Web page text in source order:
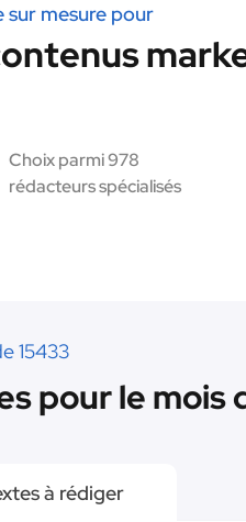
sur mesure pour
Choix parmi 978
rédacteurs spécialisés
15433
pour le mois
à rédiger